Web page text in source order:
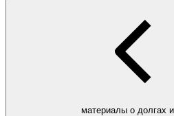
материалы о долгах